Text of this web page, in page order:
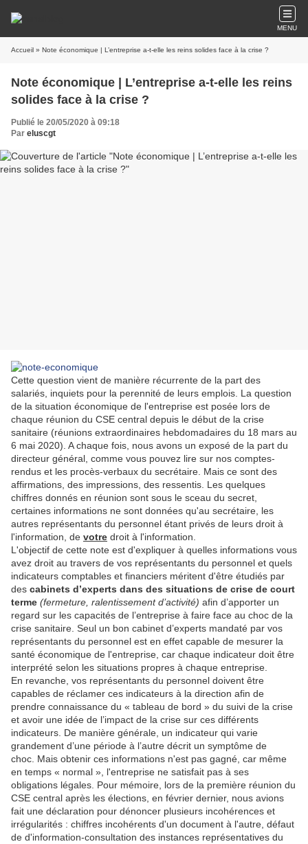
MENU
Accueil » Note économique | L’entreprise a-t-elle les reins solides face à la crise ?
Note économique | L’entreprise a-t-elle les reins
solides face à la crise ?
Publié le 20/05/2020 à 09:18
Par eluscgt
Cette question vient de manière récurrente de la part des
salariés, inquiets pour la perennité de leurs emplois. La question
de la situation économique de l'entreprise est posée lors de
chaque réunion du CSE central depuis le début de la crise
sanitaire (réunions extraordinaires hebdomadaires du 18 mars au
6 mai 2020). A chaque fois, nous avons un exposé de la part du
directeur général, comme vous pouvez lire sur nos comptes-
rendus et les procès-verbaux du secrétaire. Mais ce sont des
affirmations, des impressions, des ressentis. Les quelques
chiffres donnés en réunion sont sous le sceau du secret,
certaines informations ne sont données qu'au secrétaire, les
autres représentants du personnel étant privés de leurs droit à
l'information, de votre droit à l'information.
L'objectif de cette note est d'expliquer à quelles informations vous
avez droit au travers de vos représentants du personnel et quels
indicateurs comptables et financiers méritent d'être étudiés par
des cabinets d’experts dans des situations de crise de court
terme (fermeture, ralentissement d’activité) afin d’apporter un
regard sur les capacités de l’entreprise à faire face au choc de la
crise sanitaire. Seul un bon cabinet d’experts mandaté par vos
représentants du personnel est en ef­fet capable de mesurer la
santé économique de l'en­treprise, car chaque indicateur doit être
interprété selon les situations propres à chaque entreprise.
En revanche, vos représentants du personnel doivent être
capables de réclamer ces indicateurs à la direction afin de
prendre connaissance du « tableau de bord » du suivi de la crise
et avoir une idée de l’impact de la crise sur ces différents
indicateurs. De manière générale, un indicateur qui varie
grandement d’une période à l’autre décrit un symptôme de
choc. Mais obtenir ces informations n'est pas gagné, car même
en temps « normal », l'entreprise ne satisfait pas à ses
obligations légales. Pour mémoire, lors de la première réunion du
CSE central après les élections, en février dernier, nous avions
fait une déclaration pour dénoncer plusieurs incohérences et
irrégularités : chiffres incohérents d'un document à l'autre, défaut
de d'information-consultation des instances représentatives du